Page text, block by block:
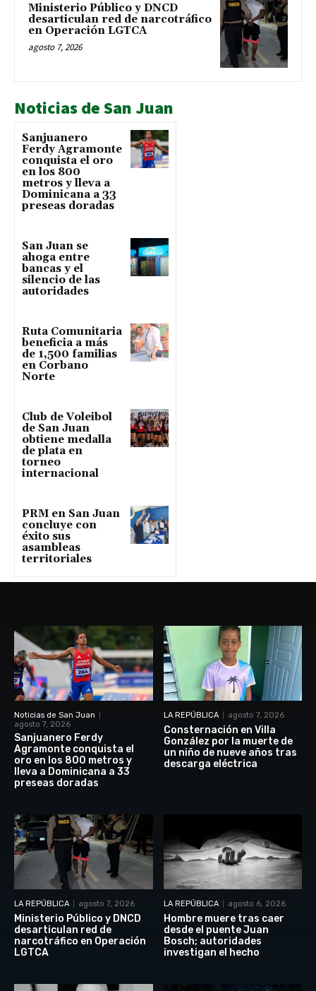
Ministerio Público y DNCD
desarticulan red de narcotráfico
en Operación LGTCA
agosto 7, 2026
Noticias de San Juan
Sanjuanero
Ferdy Agramonte
conquista el oro
en los 800
metros y lleva a
Dominicana a 33
preseas doradas
San Juan se
ahoga entre
bancas y el
silencio de las
autoridades
Ruta Comunitaria
beneficia a más
de 1,500 familias
en Corbano
Norte
Club de Voleibol
de San Juan
obtiene medalla
de plata en
torneo
internacional
PRM en San Juan
concluye con
éxito sus
asambleas
territoriales
Noticias de San Juan
agosto 7, 2026
Sanjuanero Ferdy
Agramonte conquista el
oro en los 800 metros y
lleva a Dominicana a 33
preseas doradas
LA REPÚBLICA agosto 7, 2026
Consternación en Villa
González por la muerte de
un niño de nueve años tras
descarga eléctrica
LA REPÚBLICA agosto 7, 2026
Ministerio Público y DNCD
desarticulan red de
narcotráfico en Operación
LGTCA
LA REPÚBLICA agosto 6, 2026
Hombre muere tras caer
desde el puente Juan
Bosch; autoridades
investigan el hecho